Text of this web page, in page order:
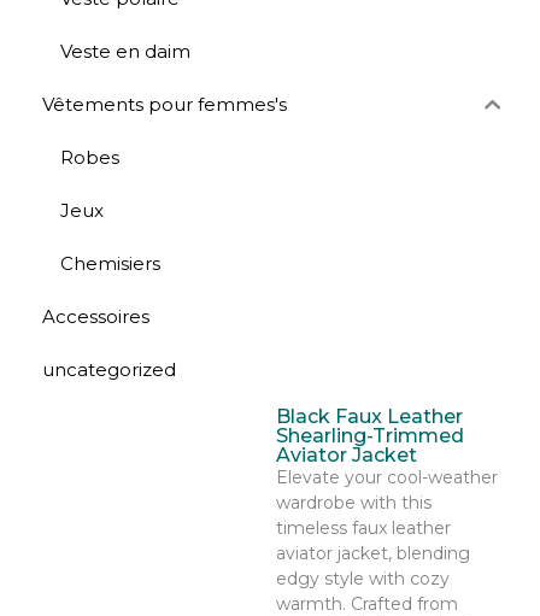
Veste en daim
Vêtements pour femmes's
Robes
Jeux
Chemisiers
Accessoires
uncategorized
Black Faux Leather
Shearling-Trimmed
Aviator Jacket
Elevate your cool-weather
wardrobe with this
timeless faux leather
aviator jacket, blending
edgy style with cozy
warmth. Crafted from